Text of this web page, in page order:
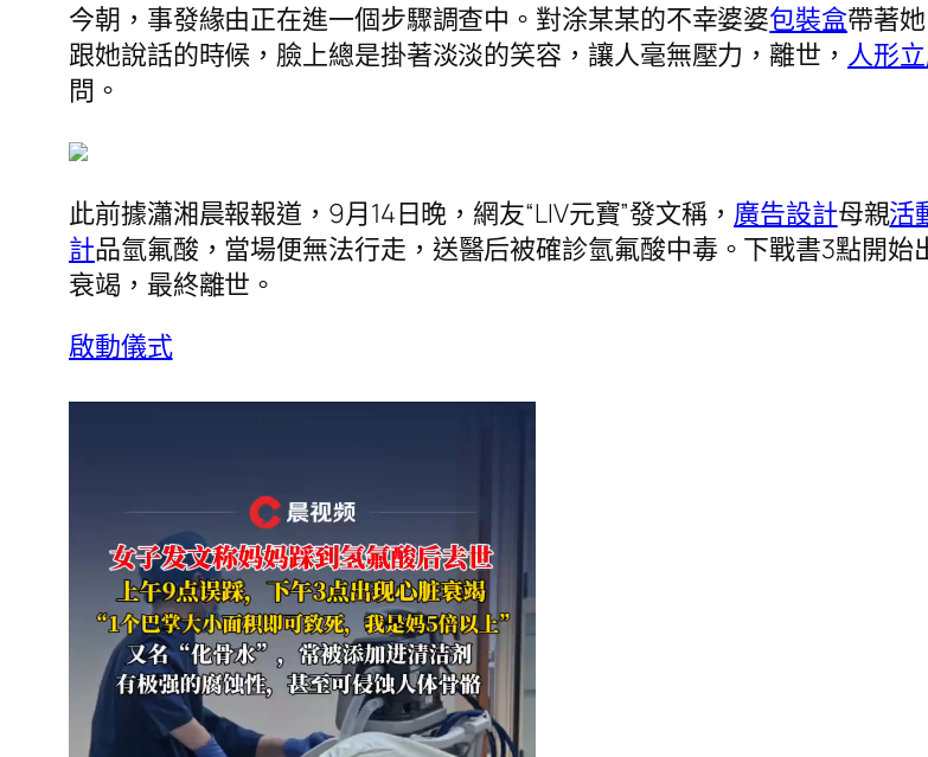
今朝，事發緣由正在進一個步驟調查中。對涂某某的不幸婆婆包裝盒帶著
跟她說話的時候，臉上總是掛著淡淡的笑容，讓人毫無壓力，離世， 人形
問。
此前據瀟湘晨報報道，9月14日晚，網友“LIV元寶”發文稱， 廣告設計母親活
計品氫氟酸，當場便無法行走，送醫后被確診氫氟酸中毒。下戰書3點開
衰竭，最終離世。
啟動儀式